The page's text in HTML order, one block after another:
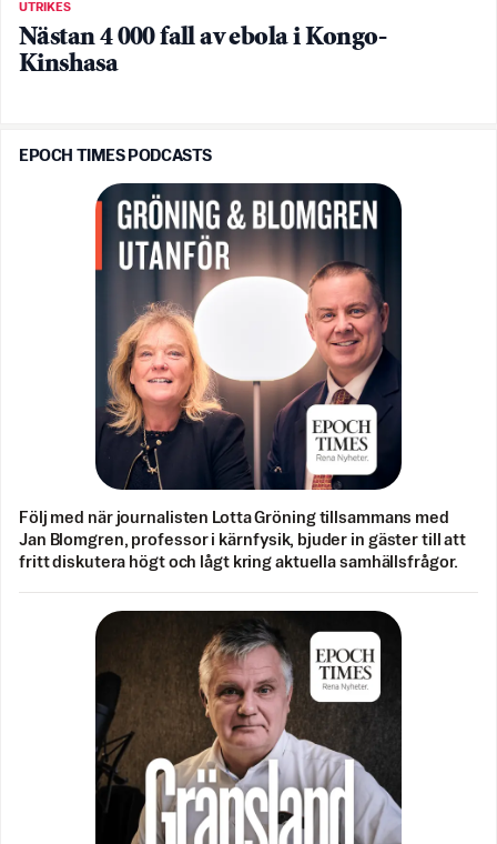
UTRIKES
Nästan 4 000 fall av ebola i Kongo-
Kinshasa
EPOCH TIMES PODCASTS
Följ med när journalisten Lotta Gröning tillsammans med
Jan Blomgren, professor i kärnfysik, bjuder in gäster till att
fritt diskutera högt och lågt kring aktuella samhällsfrågor.